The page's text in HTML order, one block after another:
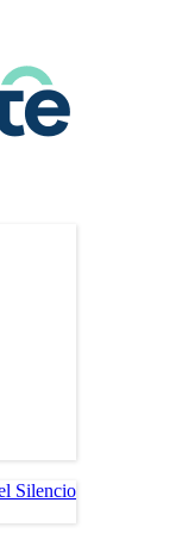
Silencio